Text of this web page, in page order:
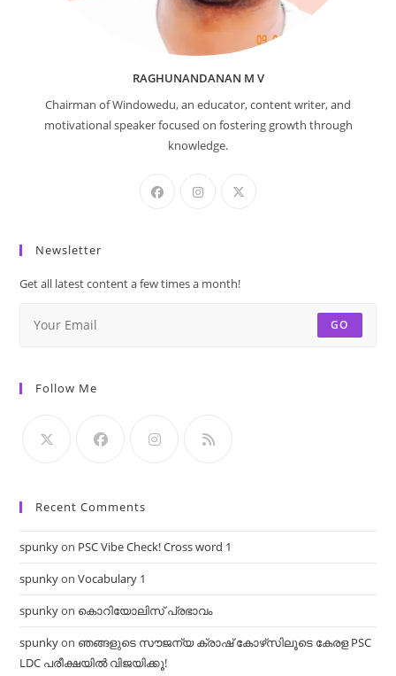
RAGHUNANDANAN M V
Chairman of Windowedu, an educator, content writer, and
motivational speaker focused on fostering growth through
knowledge.
Newsletter
Get all latest content a few times a month!
GO
Follow Me
Recent Comments
spunkyon PSC Vibe Check! Cross word 1
spunkyonVocabulary 1
spunkyon കൊറിയോലിസ് പ്രഭാവം
spunkyon ഞങ്ങളുടെ സൗജന്യ ക്രാഷ് കോഴ്‌സിലൂടെ കേരള PSC
LDC പരീക്ഷയിൽ വിജയിക്കൂ!